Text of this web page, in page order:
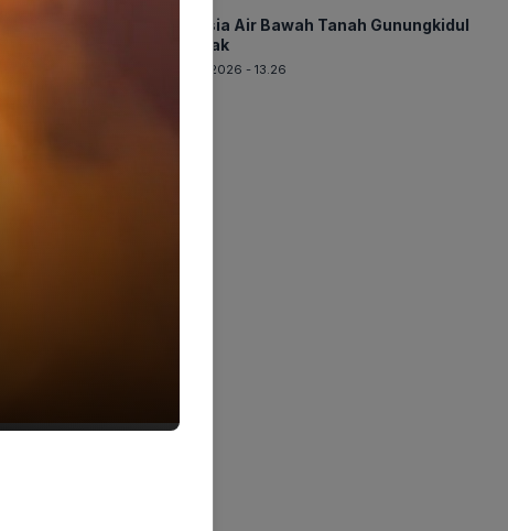
Rahasia Air Bawah Tanah Gunungkidul
Terkuak
07-08-2026 - 13.26